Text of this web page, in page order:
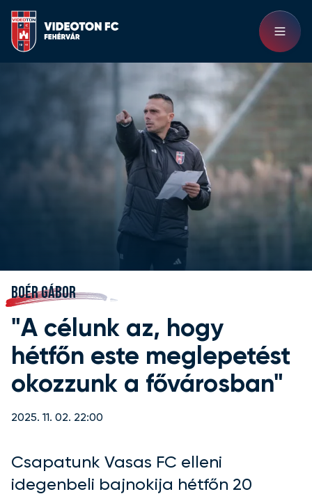
BOÉR GÁBOR
"A célunk az, hogy
hétfőn este meglepetést
okozzunk a fővárosban"
2025. 11. 02. 22:00
Csapatunk Vasas FC elleni
idegenbeli bajnokija hétfőn 20